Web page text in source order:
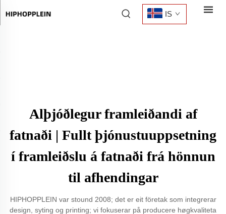
IS
Alþjóðlegur framleiðandi af
fatnaði | Fullt þjónustuuppsetning
í framleiðslu á fatnaði frá hönnun
til afhendingar
HIPHOPPLEIN var stound 2008; det er eit företak som integrerar
design, syting og printing; vi fokuserar på producere høgkvaliteta